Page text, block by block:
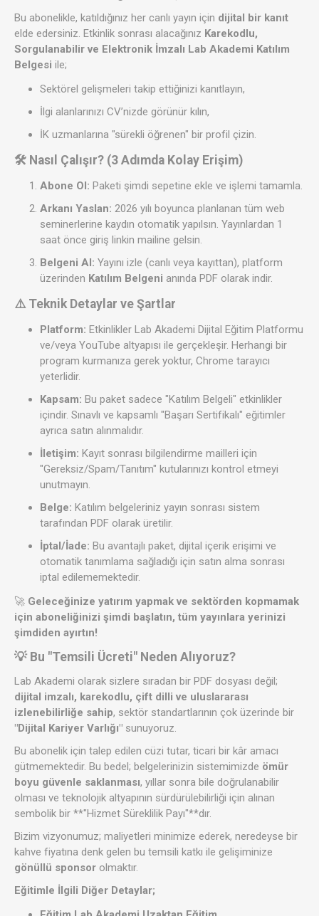
Bu abonelikle, katıldığınız her canlı yayın için dijital bir kanıt
elde edersiniz. Etkinlik sonrası alacağınız Karekodlu,
Sorgulanabilir ve Elektronik İmzalı Lab Akademi Katılım
Belgesi ile;
Sektörel gelişmeleri takip ettiğinizi kanıtlayın,
İlgi alanlarınızı CV’nizde görünür kılın,
İK uzmanlarına "sürekli öğrenen" bir profil çizin.
🛠 Nasıl Çalışır? (3 Adımda Kolay Erişim)
Abone Ol: Paketi şimdi sepetine ekle ve işlemi tamamla.
Arkanı Yaslan: 2026 yılı boyunca planlanan tüm web
seminerlerine kaydın otomatik yapılsın. Yayınlardan 1
saat önce giriş linkin mailine gelsin.
Belgeni Al: Yayını izle (canlı veya kayıttan), platform
üzerinden Katılım Belgeni anında PDF olarak indir.
⚠️ Teknik Detaylar ve Şartlar
Platform: Etkinlikler Lab Akademi Dijital Eğitim Platformu
ve/veya YouTube altyapısı ile gerçekleşir. Herhangi bir
program kurmanıza gerek yoktur, Chrome tarayıcı
yeterlidir.
Kapsam: Bu paket sadece "Katılım Belgeli" etkinlikler
içindir. Sınavlı ve kapsamlı "Başarı Sertifikalı" eğitimler
ayrıca satın alınmalıdır.
İletişim: Kayıt sonrası bilgilendirme mailleri için
"Gereksiz/Spam/Tanıtım" kutularınızı kontrol etmeyi
unutmayın.
Belge: Katılım belgeleriniz yayın sonrası sistem
tarafından PDF olarak üretilir.
İptal/İade: Bu avantajlı paket, dijital içerik erişimi ve
otomatik tanımlama sağladığı için satın alma sonrası
iptal edilememektedir.
🚀 Geleceğinize yatırım yapmak ve sektörden kopmamak
için aboneliğinizi şimdi başlatın, tüm yayınlara yerinizi
şimdiden ayırtın!
💡 Bu "Temsili Ücreti" Neden Alıyoruz?
Lab Akademi olarak sizlere sıradan bir PDF dosyası değil;
dijital imzalı, karekodlu, çift dilli ve uluslararası
izlenebilirliğe sahip, sektör standartlarının çok üzerinde bir
"Dijital Kariyer Varlığı" sunuyoruz.
Bu abonelik için talep edilen cüzi tutar, ticari bir kâr amacı
gütmemektedir. Bu bedel; belgelerinizin sistemimizde ömür
boyu güvenle saklanması, yıllar sonra bile doğrulanabilir
olması ve teknolojik altyapının sürdürülebilirliği için alınan
sembolik bir **"Hizmet Süreklilik Payı"**dır.
Bizim vizyonumuz; maliyetleri minimize ederek, neredeyse bir
kahve fiyatına denk gelen bu temsili katkı ile gelişiminize
gönüllü sponsor olmaktır.
Eğitimle İlgili Diğer Detaylar;